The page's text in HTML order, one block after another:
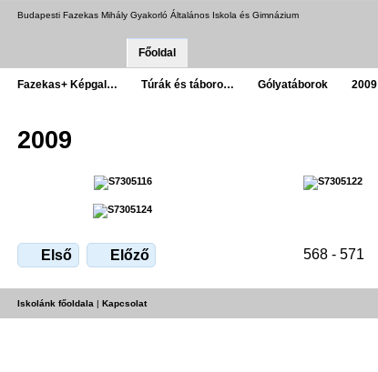
Budapesti Fazekas Mihály Gyakorló Általános Iskola és Gimnázium
Főoldal
Fazekas+ Képgal… Túrák és táboro… Gólyatáborok 2009
2009
Első Előző 568 - 571
Iskolánk főoldala | Kapcsolat